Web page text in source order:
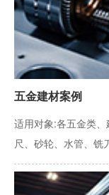
五金建材案例
适用对象:各五金类
尺、砂轮、水管、铣